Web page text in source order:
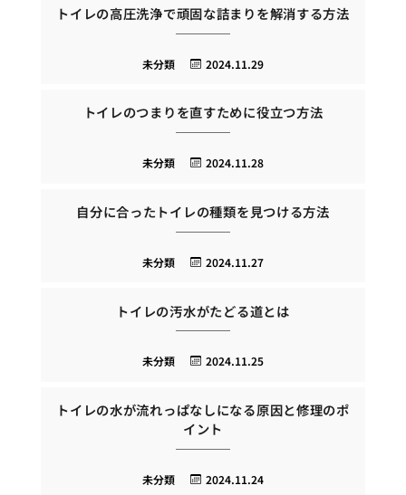
トイレの高圧洗浄で頑固な詰まりを解消する方法
2024.11.29
未分類
トイレのつまりを直すために役立つ方法
2024.11.28
未分類
自分に合ったトイレの種類を見つける方法
2024.11.27
未分類
トイレの汚水がたどる道とは
2024.11.25
未分類
トイレの水が流れっぱなしになる原因と修理のポ
イント
2024.11.24
未分類